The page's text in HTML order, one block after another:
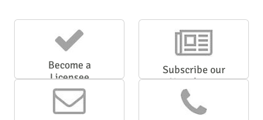
Become a
Licensee
Subscribe our
Newsletter